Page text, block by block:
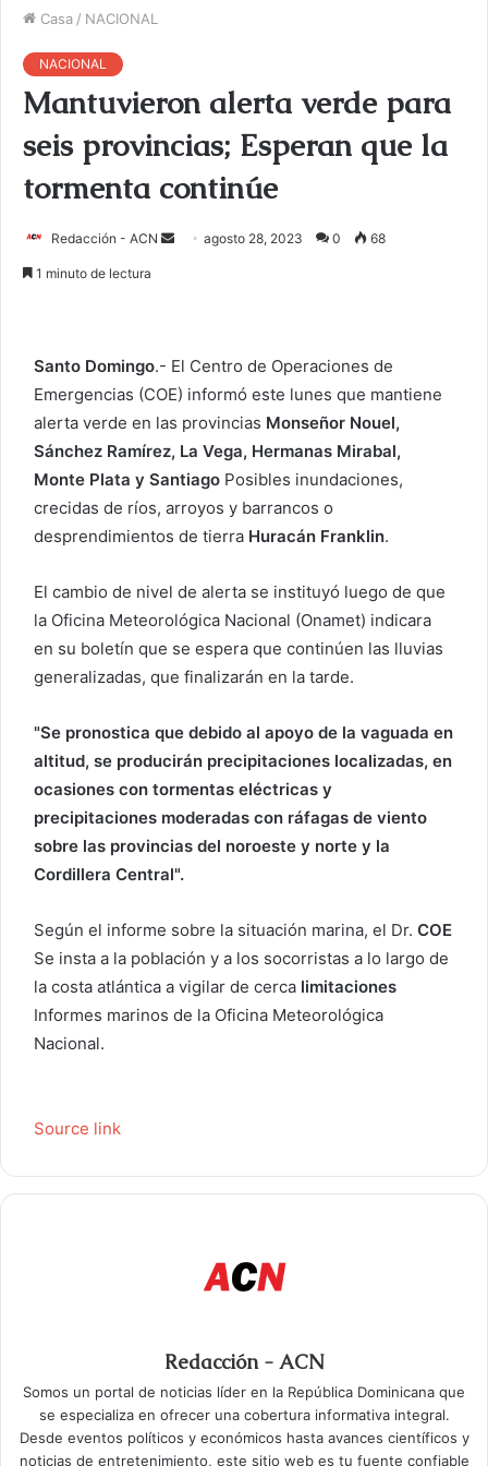
Casa / NACIONAL
NACIONAL
Mantuvieron alerta verde para
seis provincias; Esperan que la
tormenta continúe
Redacción - ACN
r
u
n
c
o
l
e
c
r
ó
n
i
c
o
agosto 28, 2023 0 68
1 minuto de lectura
Santo Domingo.- El Centro de Operaciones de
Emergencias (COE) informó este lunes que mantiene
alerta verde en las provincias Monseñor Nouel,
Sánchez Ramírez, La Vega, Hermanas Mirabal,
Monte Plata y Santiago Posibles inundaciones,
crecidas de ríos, arroyos y barrancos o
desprendimientos de tierra Huracán Franklin.
El cambio de nivel de alerta se instituyó luego de que
la Oficina Meteorológica Nacional (Onamet) indicara
en su boletín que se espera que continúen las lluvias
generalizadas, que finalizarán en la tarde.
"Se pronostica que debido al apoyo de la vaguada en
altitud, se producirán precipitaciones localizadas, en
ocasiones con tormentas eléctricas y
precipitaciones moderadas con ráfagas de viento
sobre las provincias del noroeste y norte y la
Cordillera Central".
Según el informe sobre la situación marina, el Dr. COE
Se insta a la población y a los socorristas a lo largo de
la costa atlántica a vigilar de cerca limitaciones
Informes marinos de la Oficina Meteorológica
Nacional.
Source link
Redacción - ACN
Somos un portal de noticias líder en la República Dominicana que
se especializa en ofrecer una cobertura informativa integral.
Desde eventos políticos y económicos hasta avances científicos y
noticias de entretenimiento, este sitio web es tu fuente confiable